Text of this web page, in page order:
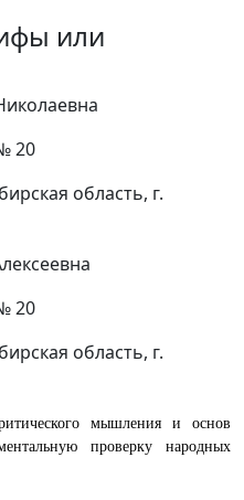
или
20
область, г.
20
область, г.
мышления и основ
проверку народных